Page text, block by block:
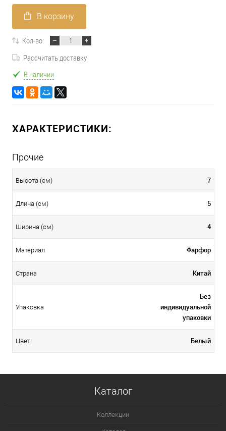
В корзину
Кол-во:
Рассчитать доставку
В наличии
ХАРАКТЕРИСТИКИ:
Прочие
Высота (см) 7
Длина (см) 5
Ширина (см) 4
Материал Фарфор
Страна Китай
Упаковка
Без
индивидуальной
упаковки
Цвет Белый
Каталог
Коллекции